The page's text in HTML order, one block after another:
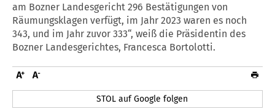
am Bozner Landesgericht 296 Bestätigungen von
Räumungsklagen verfügt, im Jahr 2023 waren es noch
343, und im Jahr zuvor 333“, weiß die Präsidentin des
Bozner Landesgerichtes, Francesca Bortolotti.
STOL auf Google folgen